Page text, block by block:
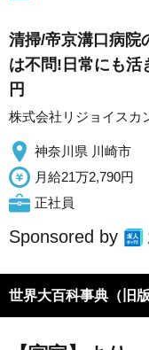
清掃/帝京溝口病院
は不問!日常にも活
円
株式会社リジョイスカ
神奈川県 川崎市
月給21万2,790円
正社員
Sponsored by
世界大百科事典（旧版